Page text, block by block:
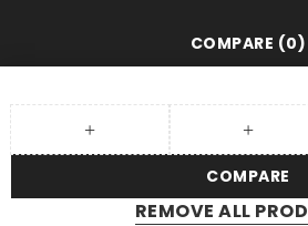
COMPARE (0)
COMPARE
REMOVE ALL